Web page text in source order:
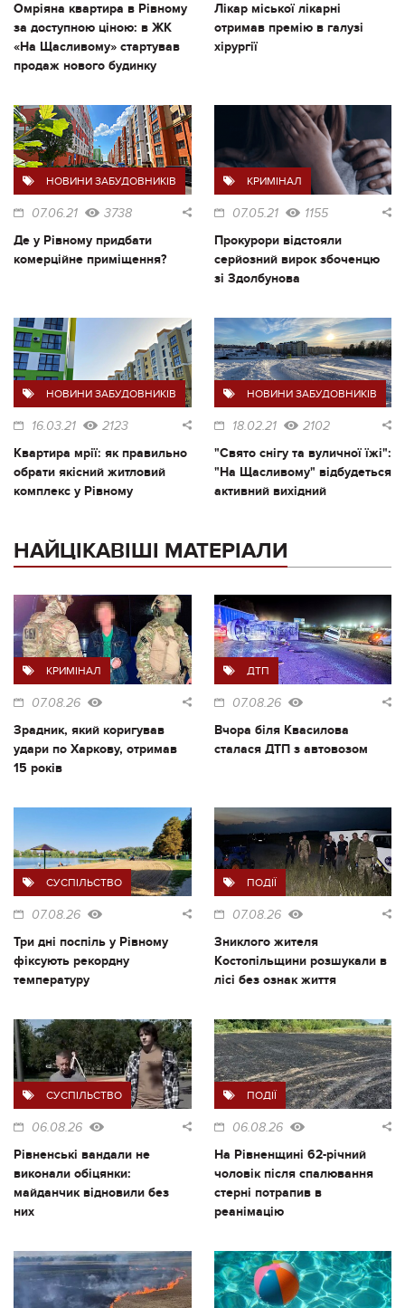
Омріяна квартира в Рівному
за доступною ціною: в ЖК
«На Щасливому» стартував
продаж нового будинку
Лікар міської лікарні
отримав премію в галузі
хірургії
НОВИНИ ЗАБУДОВНИКІВ
07.06.21 3738
Де у Рівному придбати
комерційне приміщення?
КРИМІНАЛ
07.05.21 1155
Прокурори відстояли
серйозний вирок збоченцю
зі Здолбунова
НОВИНИ ЗАБУДОВНИКІВ
16.03.21 2123
Квартира мрії: як правильно
обрати якісний житловий
комплекс у Рівному
НОВИНИ ЗАБУДОВНИКІВ
18.02.21 2102
"Свято снігу та вуличної їжі":
"На Щасливому" відбудеться
активний вихідний
НАЙЦІКАВІШІ МАТЕРІАЛИ
КРИМІНАЛ
07.08.26
Зрадник, який коригував
удари по Харкову, отримав
15 років
ДТП
07.08.26
Вчора біля Квасилова
сталася ДТП з автовозом
СУСПІЛЬСТВО
07.08.26
Три дні поспіль у Рівному
фіксують рекордну
температуру
ПОДІЇ
07.08.26
Зниклого жителя
Костопільщини розшукали в
лісі без ознак життя
СУСПІЛЬСТВО
06.08.26
Рівненські вандали не
виконали обіцянки:
майданчик відновили без
них
ПОДІЇ
06.08.26
На Рівненщині 62-річний
чоловік після спалювання
стерні потрапив в
реанімацію